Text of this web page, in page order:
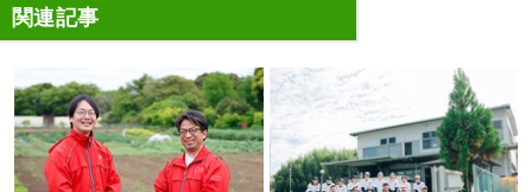
関連記事